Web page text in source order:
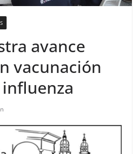
avance
vacunación